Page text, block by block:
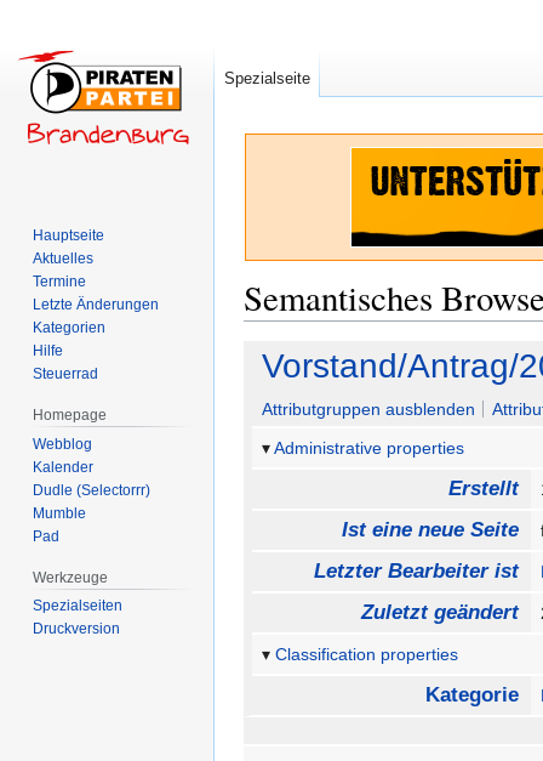
Semantisches
Zur
Navigation
springen
Zur
Suche
springen
Vorstand/Antrag/
Attributgruppen ausblenden
Administrative properties
Erstellt
Ist eine neue Seite
Letzter Bearbeiter ist
Zuletzt geändert
Classification properties
Kategorie
Spezialseite
Hauptseite
Aktuelles
Termine
Letzte Änderungen
Kategorien
Hilfe
Steuerrad
Homepage
Webblog
Kalender
Dudle (Selectorrr)
Mumble
Pad
Werkzeuge
Spezialseiten
Druckversion